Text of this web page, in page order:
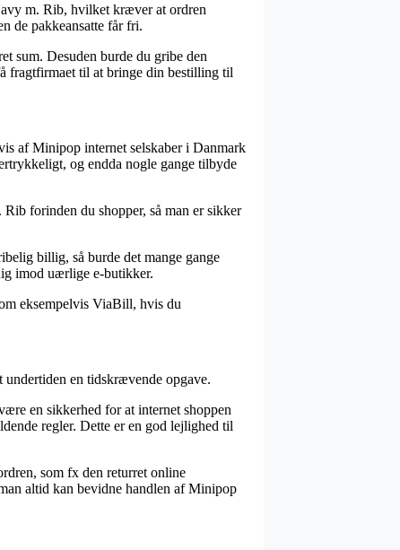
m. Rib, hvilket kræver at ordren
de pakkeansatte får fri.
sum. Desuden burde du gribe den
fragtfirmaet til at bringe din bestilling til
af Minipop internet selskaber i Danmark
og endda nogle gange tilbyde
forinden du shopper, så man er sikker
billig, så burde det mange gange
imod uærlige e-butikker.
eksempelvis ViaBill, hvis du
undertiden en tidskrævende opgave.
en sikkerhed for at internet shoppen
regler. Dette er en god lejlighed til
som fx den returret online
altid kan bevidne handlen af Minipop